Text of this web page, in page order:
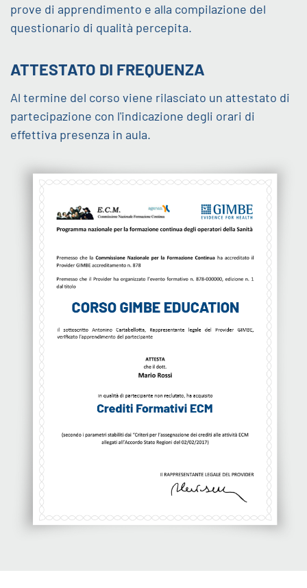
prove di apprendimento e alla compilazione del
questionario di qualità percepita.
ATTESTATO DI FREQUENZA
Al termine del corso viene rilasciato un attestato di
partecipazione con l'indicazione degli orari di
effettiva presenza in aula.